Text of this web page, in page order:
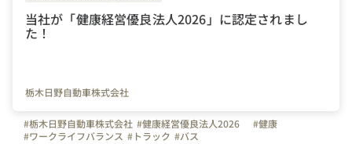
当社が「健康経営優良法人2026」に認定されまし
た！
栃木日野自動車株式会社
#栃木日野自動車株式会社 #健康経営優良法人2026
#健康
#ワークライフバランス #トラック #バス